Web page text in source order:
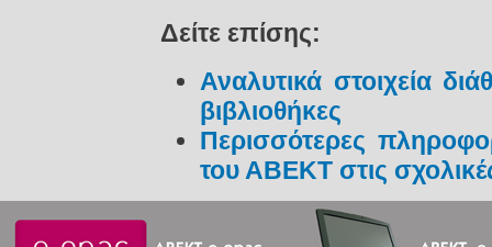
Δείτε επίσης:
Αναλυτικά στοιχεία
βιβλιοθήκες
Περισσότερες
του ΑΒΕΚΤ στις